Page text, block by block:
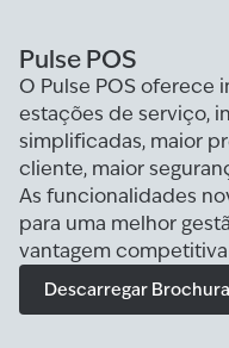
Pulse POS
O Pulse POS oferece
estações de serviço,
simplificadas, maior
cliente, maior
As funcionalidades
para uma melhor
vantagem
Descarregar Brochura